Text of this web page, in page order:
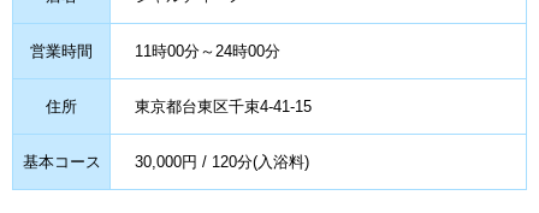
営業時間 11時00分～24時00分
住所 東京都台東区千束4-41-15
基本コース 30,000円 / 120分(入浴料)